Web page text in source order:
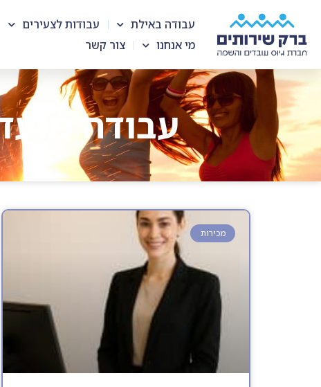
עבודה באילת עבודות לצעירים
מי אנחנו
צור קשר
עבודה
מכירות